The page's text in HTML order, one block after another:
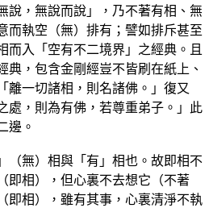
說，無說而說」，乃不著有相、無
而執空（無）排有；譬如排斥甚至
而入「空有不二境界」之經典。且
典，包含金剛經豈不皆刷在紙上、
離一切諸相，則名諸佛。」復又
，則為有佛，若尊重弟子。」此
邊。
（無）相與「有」相也。故即相不
即相），但心裏不去想它（不著
即相），雖有其事，心裏清淨不執